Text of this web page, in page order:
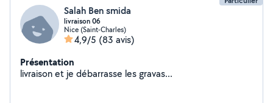
Salah Ben smida
livraison 06
Nice (Saint-Charles)
4,9/5 (83 avis)
Présentation
livraison et je débarrasse les gravas...